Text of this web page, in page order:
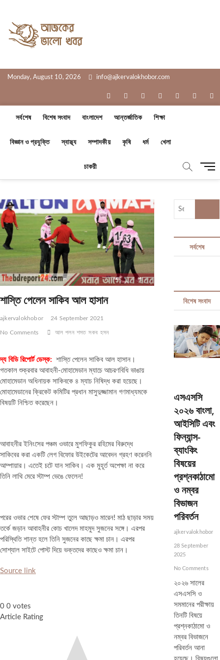
content
Monday, August 10, 2026 info@ajkervalokhobor.com
facebooktwitterpinterestdribbbleinstagramflickr
সর্বশেষ বিশেষ সংবাদ বাংলাদেশ আন্তর্জাতিক শিক্ষা
বিজ্ঞান ও প্রযুক্তি স্বাস্থ্য সম্পাদকীয় কৃষি ধর্ম খেলা
চাকরী
M
u
u
শাস্তি পেলেন সাকিব আল হাসান
ajkervalokhobor 24 September 2021
No Comments আল পলন শসত সকব হসন
দ্য বিডি রিপোর্ট ডেস্ক: শাস্তি পেলেন সাকিব আল হাসান।
গতকাল শুক্রবার আবাহনী-মোহামেডান ম্যাচে আচরণবিধি ভাঙায়
মোহামেডান অধিনায়ক সাকিবকে ৪ ম্যাচ নিষিদ্ধ করা হয়েছে।
মোহামেডানের ক্রিকেট কমিটির প্রধান মাসুদুজ্জামান গণমাধ্যমকে
বিষয়টি নিশ্চিত করেছেন।
আবাহনীর ইনিংসের পঞ্চম ওভারে মুশফিকুর রহিমের বিরুদ্ধে
সাকিবের করা একটি লেগ বিফোর উইকেটের আবেদন গ্রহণ করেননি
আম্পায়ার। এতেই চটে যান সাকিব। এক মুহূর্ত অপেক্ষা না করে
তিনি লাথি মেরে স্টাম্প ভেঙে ফেলেন!
পরের ওভার শেষে ফের স্টাম্প তুলে আছাড়ও মারেন! মাঠ ছাড়ার সময়
তর্কে জড়ান আবাহনীর কোচ খালেদ মাহমুদ সুজনের সঙ্গে। এরপর
পরিস্থিতি শান্ত হলে তিনি সুজনের কাছে ক্ষমা চান। এরপর
সোশ্যাল সাইটে পোস্ট দিয়ে ভক্তদের কাছেও ক্ষমা চান। ​
Source link
0 0 votes
Article Rating
সর্বশেষ
বিশেষ সংবাদ
এসএসসি
২০২৬ বাংলা,
আইসিটি এবং
ফিন্যান্স-
ব্যাংকিং
বিষয়ের
প্রশ্নকাঠামো
ও নম্বর
বিভাজন
পরিবর্তন
ajkervalokhobor
28 September
2025
No Comments
২০২৬ সালের
এসএসসি ও
সমমানের পরীক্ষায়
তিনটি বিষয়ে
প্রশ্নকাঠামো ও
নম্বর বিভাজনে
পরিবর্তন আনা